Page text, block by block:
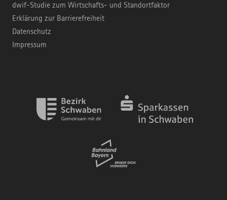
dwif-Studie zum Wirtschafts- und Standortfaktor
Erklärung zur Barrierefreiheit
Datenschutz
Impressum